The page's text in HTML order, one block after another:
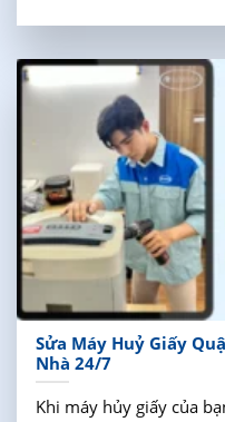
Sửa Máy Huỷ Giấy
Nhà 24/7
Khi máy hủy giấy của